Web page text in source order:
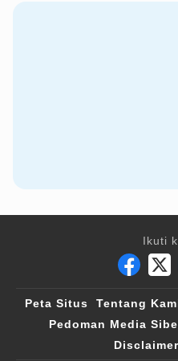
Ikuti
Peta Situs Tentang
Pedoman Media
Disclaimer